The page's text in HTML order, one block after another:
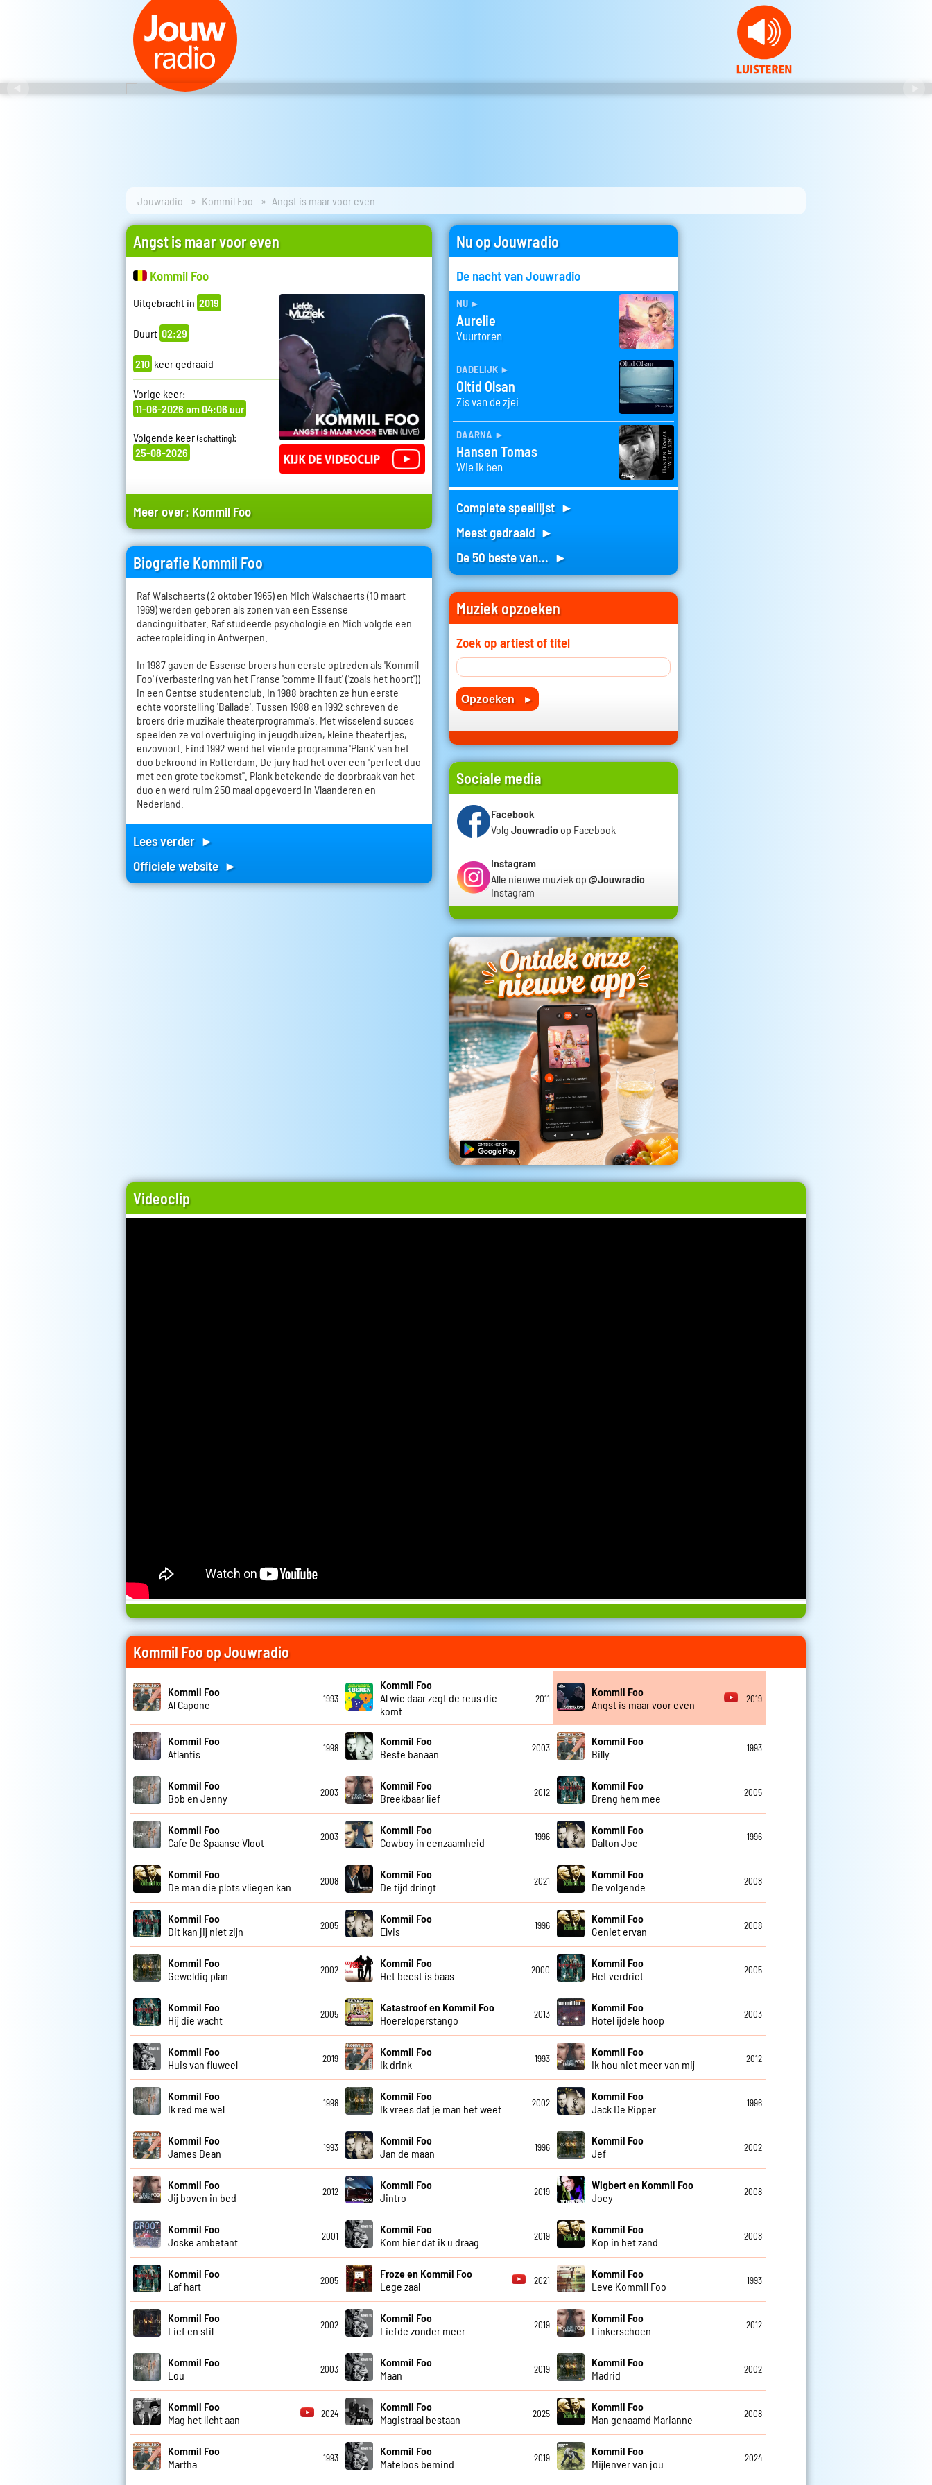
Jouwradio Kommil Foo Angst is maar voor even
Angst is maar voor even
Kommil Foo
Uitgebracht in 2019
Duurt 02:29
210 keer gedraaid
Vorige keer:
11-06-2026 om 04:06 uur
Volgende keer(schatting):
25-08-2026
Meer over: Kommil Foo
Biografie Kommil Foo
Raf Walschaerts (2 oktober 1965) en Mich Walschaerts (10 maart
1969) werden geboren als zonen van een Essense
dancinguitbater. Raf studeerde psychologie en Mich volgde een
acteeropleiding in Antwerpen.
In 1987 gaven de Essense broers hun eerste optreden als 'Kommil
Foo' (verbastering van het Franse 'comme il faut' ('zoals het hoort'))
in een Gentse studentenclub. In 1988 brachten ze hun eerste
echte voorstelling 'Ballade'. Tussen 1988 en 1992 schreven de
broers drie muzikale theaterprogramma's. Met wisselend succes
speelden ze vol overtuiging in jeugdhuizen, kleine theatertjes,
enzovoort. Eind 1992 werd het vierde programma 'Plank' van het
duo bekroond in Rotterdam. De jury had het over een "perfect duo
met een grote toekomst". Plank betekende de doorbraak van het
duo en werd ruim 250 maal opgevoerd in Vlaanderen en
Nederland.
Lees verder ►
Officiele website ►
Nu op Jouwradio
De nacht van Jouwradio
nu ►
Aurelie
Vuurtoren
dadelijk ►
Oltid Olsan
Zis van de zjei
daarna ►
Hansen Tomas
Wie ik ben
Complete speellijst ►
Meest gedraaid ►
De 50 beste van... ►
Muziek opzoeken
Zoek op artiest of titel
Sociale media
Facebook
Volg Jouwradio op Facebook
Instagram
Alle nieuwe muziek op @Jouwradio
Instagram
Videoclip
Kommil Foo op Jouwradio
Kommil Foo
Al Capone
1993
Kommil Foo
Al wie daar zegt de reus die
komt
2011
Kommil Foo
Angst is maar voor even
2019
Kommil Foo
Atlantis
1998
Kommil Foo
Beste banaan
2003
Kommil Foo
Billy
1993
Kommil Foo
Bob en Jenny
2003
Kommil Foo
Breekbaar lief
2012
Kommil Foo
Breng hem mee
2005
Kommil Foo
Cafe De Spaanse Vloot
2003
Kommil Foo
Cowboy in eenzaamheid
1996
Kommil Foo
Dalton Joe
1996
Kommil Foo
De man die plots vliegen kan
2008
Kommil Foo
De tijd dringt
2021
Kommil Foo
De volgende
2008
Kommil Foo
Dit kan jij niet zijn
2005
Kommil Foo
Elvis
1996
Kommil Foo
Geniet ervan
2008
Kommil Foo
Geweldig plan
2002
Kommil Foo
Het beest is baas
2000
Kommil Foo
Het verdriet
2005
Kommil Foo
Hij die wacht
2005
Katastroof en Kommil Foo
Hoereloperstango
2013
Kommil Foo
Hotel ijdele hoop
2003
Kommil Foo
Huis van fluweel
2019
Kommil Foo
Ik drink
1993
Kommil Foo
Ik hou niet meer van mij
2012
Kommil Foo
Ik red me wel
1998
Kommil Foo
Ik vrees dat je man het weet
2002
Kommil Foo
Jack De Ripper
1996
Kommil Foo
James Dean
1993
Kommil Foo
Jan de maan
1996
Kommil Foo
Jef
2002
Kommil Foo
Jij boven in bed
2012
Kommil Foo
Jintro
2019
Wigbert en Kommil Foo
Joey
2008
Kommil Foo
Joske ambetant
2001
Kommil Foo
Kom hier dat ik u draag
2019
Kommil Foo
Kop in het zand
2008
Kommil Foo
Laf hart
2005
Froze en Kommil Foo
Lege zaal
2021
Kommil Foo
Leve Kommil Foo
1993
Kommil Foo
Lief en stil
2002
Kommil Foo
Liefde zonder meer
2019
Kommil Foo
Linkerschoen
2012
Kommil Foo
Lou
2003
Kommil Foo
Maan
2019
Kommil Foo
Madrid
2002
Kommil Foo
Mag het licht aan
2024
Kommil Foo
Magistraal bestaan
2025
Kommil Foo
Man genaamd Marianne
2008
Kommil Foo
Martha
1993
Kommil Foo
Mateloos bemind
2019
Kommil Foo
Mijlenver van jou
2024